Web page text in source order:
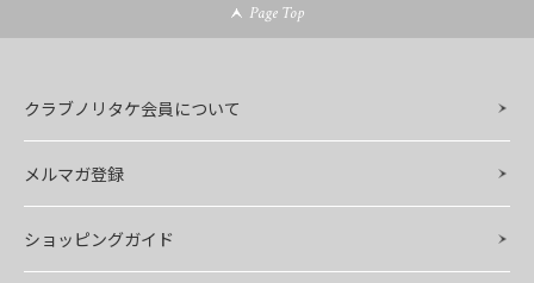
Page Top
クラブノリタケ会員について
メルマガ登録
ショッピングガイド